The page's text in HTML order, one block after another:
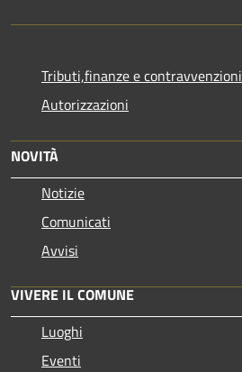
Tributi,finanze e contravvenzioni
Autorizzazioni
NOVITÀ
Notizie
Comunicati
Avvisi
VIVERE IL COMUNE
Luoghi
Eventi